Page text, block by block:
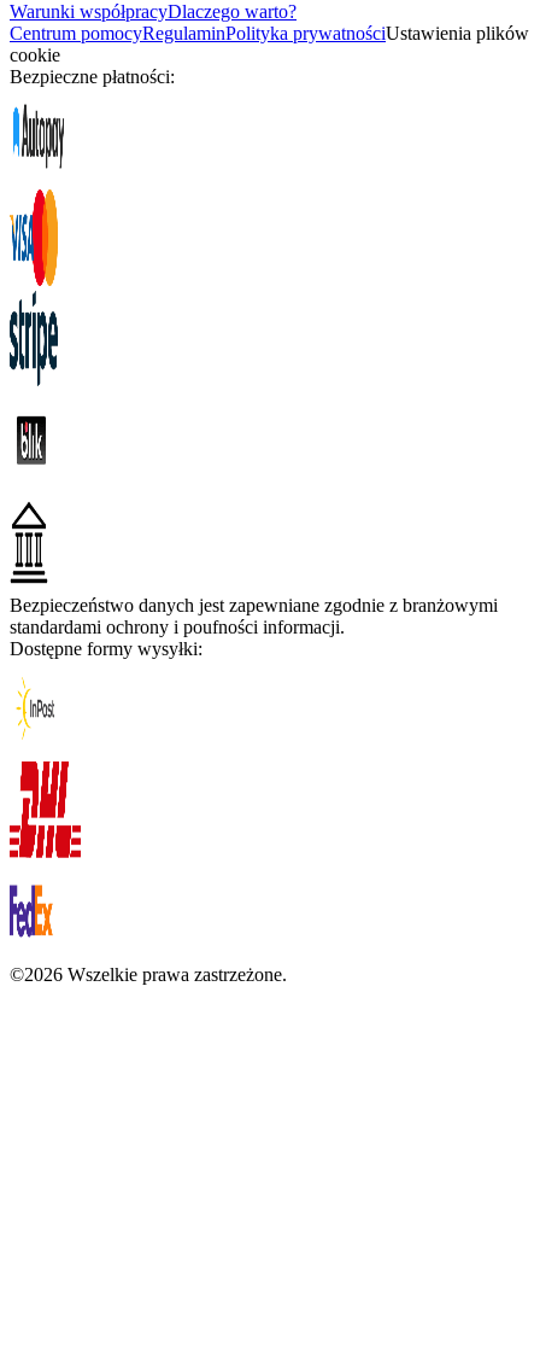
Warunki współpracyDlaczego warto?
Centrum pomocyRegulaminPolityka prywatnościUstawienia plików
cookie
Bezpieczne płatności:
Bezpieczeństwo danych jest zapewniane zgodnie z branżowymi
standardami ochrony i poufności informacji.
Dostępne formy wysyłki:
©2026 Wszelkie prawa zastrzeżone.